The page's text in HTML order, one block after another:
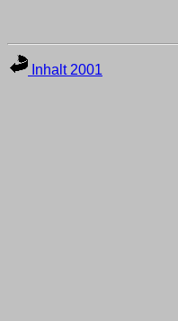
Inhalt 2001